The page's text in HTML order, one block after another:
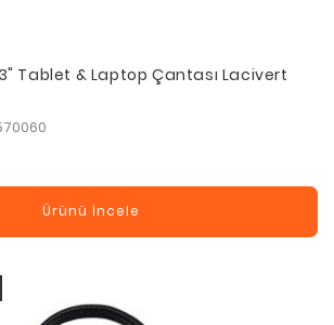
Tablet & Laptop Çantası Lacivert
Ürünü İncele